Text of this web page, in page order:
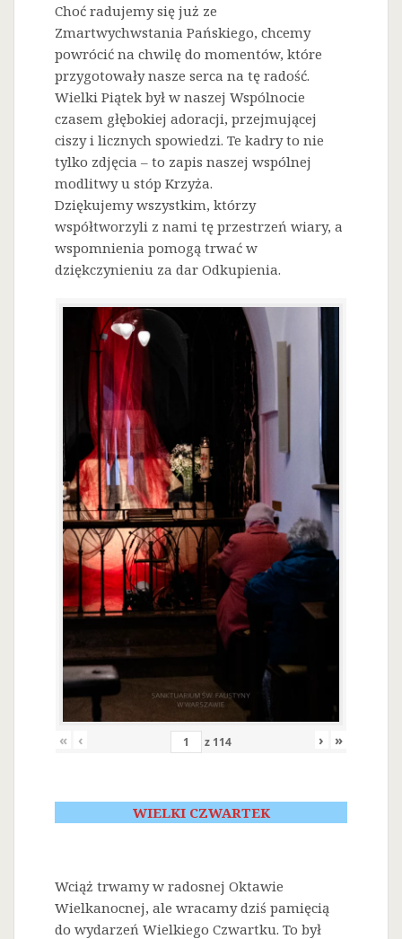
Choć radujemy się już ze
Zmartwychwstania Pańskiego, chcemy
powrócić na chwilę do momentów, które
przygotowały nasze serca na tę radość.
Wielki Piątek był w naszej Wspólnocie
czasem głębokiej adoracji, przejmującej
ciszy i licznych spowiedzi. Te kadry to nie
tylko zdjęcia – to zapis naszej wspólnej
modlitwy u stóp Krzyża.
Dziękujemy wszystkim, którzy
współtworzyli z nami tę przestrzeń wiary, a
wspomnienia pomogą trwać w
dziękczynieniu za dar Odkupienia.
« ‹ z 114 › »
WIELKI CZWARTEK
Wciąż trwamy w radosnej Oktawie
Wielkanocnej, ale wracamy dziś pamięcią
do wydarzeń Wielkiego Czwartku. To był